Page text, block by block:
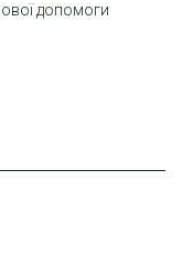
допомоги